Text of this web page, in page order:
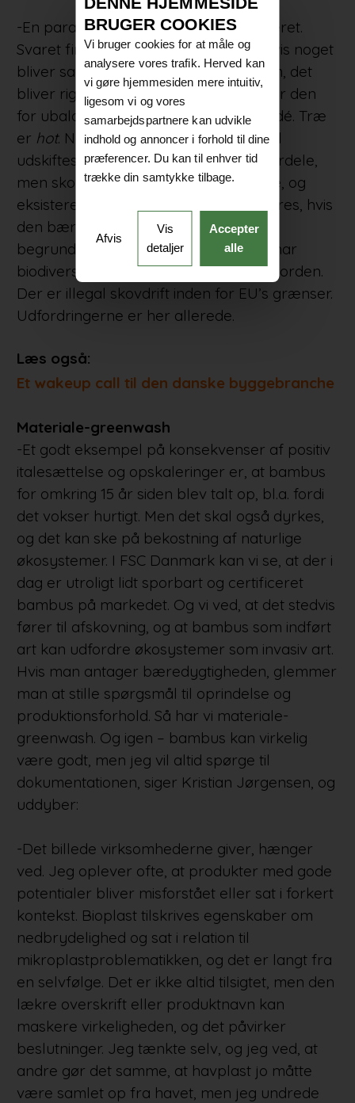
-En parallel er, at man skal spise varieret.
Svaret findes ikke bare i én løsning. Hvis noget
bliver sagt igen og igen, er det som om, det
bliver rigtigt. Risikoen er, at man bruger den
for ubalanceret, når man ser en god idé. Træ
er hot. Når f.eks. beton og stål i stor stil
udskiftes med træ, så har det nogle fordele,
men skovene kan også blive pressede, og
eksisterende udfordringer kan forværres, hvis
den bæredygtige forståelse alene er
begrundet i en general anprisning. Vi har
biodiversitetsmæssige udfordringer i Norden.
Der er illegal skovdrift inden for EU’s grænser.
Udfordringerne er her allerede.
Læs også:
Et wakeup call til den danske byggebranche
Materiale-greenwash
-Et godt eksempel på konsekvenser af positiv
italesættelse og opskaleringer er, at bambus
for omkring 15 år siden blev talt op, bl.a. fordi
det vokser hurtigt. Men det skal også dyrkes,
og det kan ske på bekostning af naturlige
økosystemer. I FSC Danmark kan vi se, at der i
dag er utroligt lidt sporbart og certificeret
bambus på markedet. Og vi ved, at det stedvis
fører til afskovning, og at bambus som indført
art kan udfordre økosystemer som invasiv art.
Hvis man antager bæredygtigheden, glemmer
man at stille spørgsmål til oprindelse og
produktionsforhold. Så har vi materiale-
greenwash. Og igen – bambus kan virkelig
være godt, men jeg vil altid spørge til
dokumentationen, siger Kristian Jørgensen, og
uddyber:
-Det billede virksomhederne giver, hænger
ved. Jeg oplever ofte, at produkter med gode
potentialer bliver misforstået eller sat i forkert
kontekst. Bioplast tilskrives egenskaber om
nedbrydelighed og sat i relation til
mikroplastproblematikken, og det er langt fra
en selvfølge. Det er ikke altid tilsigtet, men den
lækre overskrift eller produktnavn kan
maskere virkeligheden, og det påvirker
beslutninger. Jeg tænkte selv, og jeg ved, at
andre gør det samme, at havplast jo måtte
være samlet op fra havet, men jeg undrede
BRUGER COOKIES
Vi bruger cookies for at måle og
analysere vores trafik. Herved kan
vi gøre hjemmesiden mere intuitiv,
ligesom vi og vores
samarbejdspartnere kan udvikle
indhold og annoncer i forhold til dine
præferencer. Du kan til enhver tid
trække din samtykke tilbage.
Afvis
Vis
detaljer
Accepter
alle